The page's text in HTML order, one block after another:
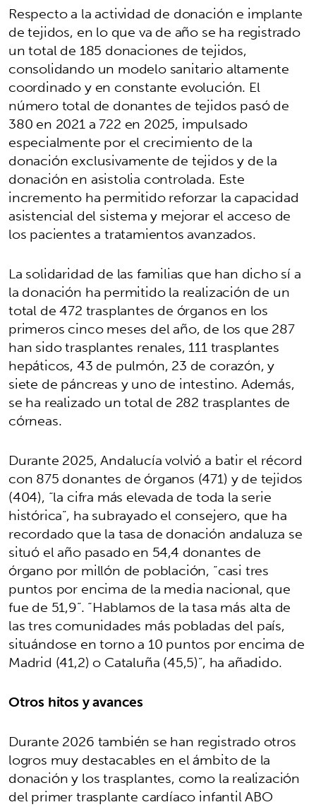
Respecto a la actividad de donación e implante
de tejidos, en lo que va de año se ha registrado
un total de 185 donaciones de tejidos,
consolidando un modelo sanitario altamente
coordinado y en constante evolución. El
número total de donantes de tejidos pasó de
380 en 2021 a 722 en 2025, impulsado
especialmente por el crecimiento de la
donación exclusivamente de tejidos y de la
donación en asistolia controlada. Este
incremento ha permitido reforzar la capacidad
asistencial del sistema y mejorar el acceso de
los pacientes a tratamientos avanzados.
La solidaridad de las familias que han dicho sí a
la donación ha permitido la realización de un
total de 472 trasplantes de órganos en los
primeros cinco meses del año, de los que 287
han sido trasplantes renales, 111 trasplantes
hepáticos, 43 de pulmón, 23 de corazón, y
siete de páncreas y uno de intestino. Además,
se ha realizado un total de 282 trasplantes de
córneas.
Durante 2025, Andalucía volvió a batir el récord
con 875 donantes de órganos (471) y de tejidos
(404), “la cifra más elevada de toda la serie
histórica”, ha subrayado el consejero, que ha
recordado que la tasa de donación andaluza se
situó el año pasado en 54,4 donantes de
órgano por millón de población, “casi tres
puntos por encima de la media nacional, que
fue de 51,9”. “Hablamos de la tasa más alta de
las tres comunidades más pobladas del país,
situándose en torno a 10 puntos por encima de
Madrid (41,2) o Cataluña (45,5)”, ha añadido.
Otros hitos y avances
Durante 2026 también se han registrado otros
logros muy destacables en el ámbito de la
donación y los trasplantes, como la realización
del primer trasplante cardíaco infantil ABO